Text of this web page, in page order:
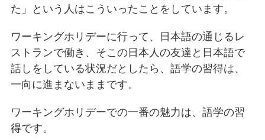
た」という人はこういったことをしています。
ワーキングホリデーに行って、日本語の通じるレ
ストランで働き、そこの日本人の友達と日本語で
話しをしている状況だとしたら、語学の習得は、
一向に進まないままです。
ワーキングホリデーでの一番の魅力は、語学の習
得です。